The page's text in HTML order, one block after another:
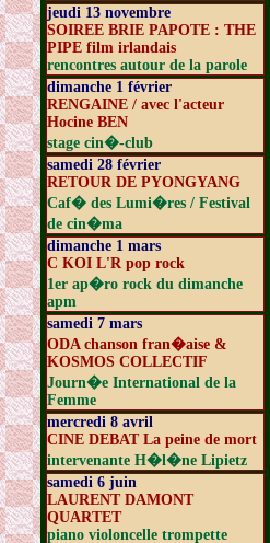
jeudi 13 novembre
SOIREE BRIE PAPOTE : THE
PIPE film irlandais
rencontres autour de la parole
dimanche 1 février
RENGAINE / avec l'acteur
Hocine BEN
stage cin�-club
samedi 28 février
RETOUR DE PYONGYANG
Caf� des Lumi�res / Festival
de cin�ma
dimanche 1 mars
C KOI L'R pop rock
1er ap�ro rock du dimanche
apm
samedi 7 mars
ODA chanson fran�aise &
KOSMOS COLLECTIF
Journ�e International de la
Femme
mercredi 8 avril
CINE DEBAT La peine de mort
intervenante H�l�ne Lipietz
samedi 6 juin
LAURENT DAMONT
QUARTET
piano violoncelle trompette